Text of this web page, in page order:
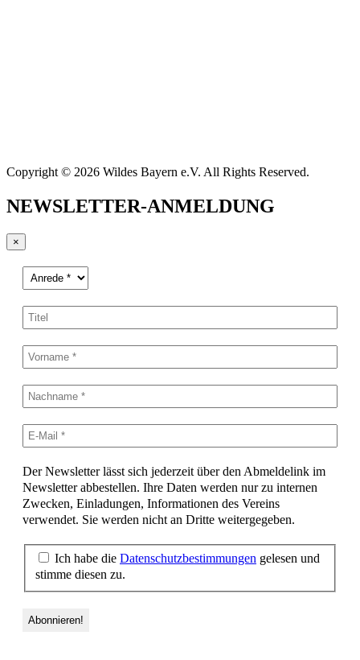
Copyright © 2026 Wildes Bayern e.V. All Rights Reserved.
NEWSLETTER-ANMELDUNG
×
Der Newsletter lässt sich jederzeit über den Abmeldelink im
Newsletter abbestellen. Ihre Daten werden nur zu internen
Zwecken, Einladungen, Informationen des Vereins
verwendet. Sie werden nicht an Dritte weitergegeben.
Ich habe die Datenschutzbestimmungen gelesen und
stimme diesen zu.